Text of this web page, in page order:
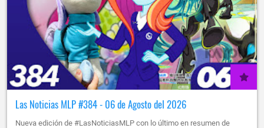
Las Noticias MLP #384 - 06 de Agosto del 2026
Nueva edición de #LasNoticiasMLP con lo último en resumen de